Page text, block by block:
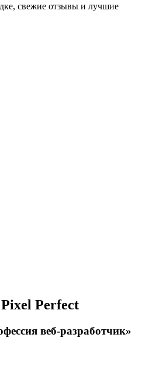
свежие отзывы и лучшие
Perfect
веб-разработчик»